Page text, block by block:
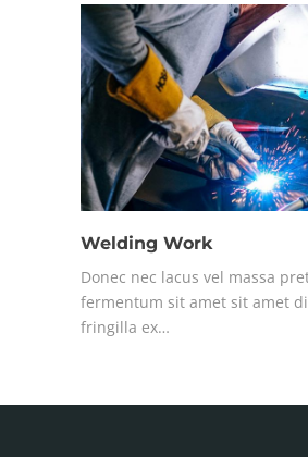
Welding Work
Donec nec lacus vel massa
fermentum sit amet sit amet
fringilla ex…